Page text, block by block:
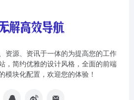
资源、资讯于一体的为提高您的工作
，简约优雅的设计风格，全面的前端
模块化配置，欢迎您的体验！